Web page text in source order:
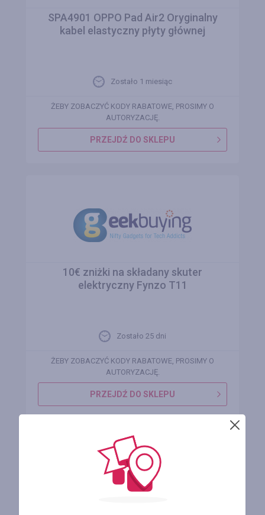
SPA4901 OPPO Pad Air2 Oryginalny
kabel elastyczny płyty głównej
Zostało 1 miesiąc
ŻEBY ZOBACZYĆ KODY RABATOWE, PROSIMY O
AUTORYZACJĘ.
PRZEJDŹ DO SKLEPU
10€ zniżki na składany skuter
elektryczny Fynzo T11
Zostało 25 dni
ŻEBY ZOBACZYĆ KODY RABATOWE, PROSIMY O
AUTORYZACJĘ.
PRZEJDŹ DO SKLEPU
REJESTRUJ SIĘ I OTRZYMUJ ZWROT
PIENIĘDZY ZA ZAKUPY